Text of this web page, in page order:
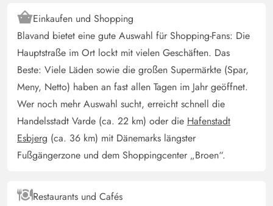
Traumgrundstück. Sehr ruhige Lage. Das Haus kann ich
ohne jede Einschränkung empfehlen. Das WLAN ist sehr
schwach
Wolfgang Plagemann
Deutschland
5 von 5
5 von 5
5 out of 5
16/06/2025
Die Zimmer sindausreichend groß, erfreulich auch die
guten Ablagemöglichkeiten in den Schränken. Die
Küche ist praktisch eingerichtet, das Inventar in
Badezimmereinrichtung ansprechend. Der Außenbereich
Einkaufen und Shopping
Blavand bietet eine gute Auswahl für Shopping-Fans: Die
Hauptstraße im Ort lockt mit vielen Geschäften. Das
Beste: Viele Läden sowie die großen Supermärkte (Spar,
Meny, Netto) haben an fast allen Tagen im Jahr geöffnet.
Wer noch mehr Auswahl sucht, erreicht schnell die
Handelsstadt Varde (ca. 22 km) oder die Hafenstadt
Esbjerg (ca. 36 km) mit Dänemarks längster
Fußgängerzone und dem Shoppingcenter „Broen“.
Restaurants und Cafés